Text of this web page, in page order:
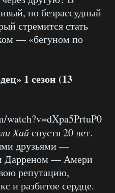
но безрассудный
стремится стать
— «бегуном по
1 сезон (13
watch?v=dXpa5PrtuP0
Хайспустя 20 лет.
друзьями —
Дарреном — Амери
репутацию,
и разбитое сердце.